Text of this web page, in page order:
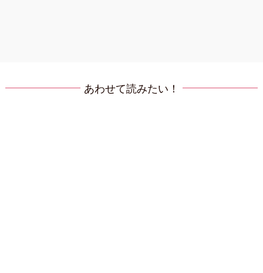
あわせて読みたい！